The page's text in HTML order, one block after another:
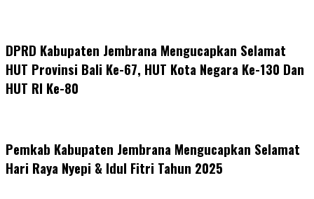
DPRD Kabupaten Jembrana Mengucapkan Selamat
HUT Provinsi Bali Ke-67, HUT Kota Negara Ke-130 Dan
HUT RI Ke-80
Pemkab Kabupaten Jembrana Mengucapkan Selamat
Hari Raya Nyepi & Idul Fitri Tahun 2025